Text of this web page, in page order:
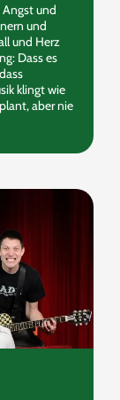
und
und
und Herz
Dass es
klingt wie
aber nie
reinhört,
hatte, als man
2025
bigFM
im
sind.